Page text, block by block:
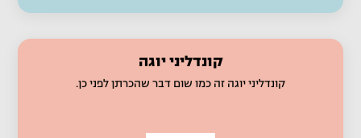
קונדליני יוגה
קונדליני יוגה זה כמו שום דבר שהכרתן לפני כן.